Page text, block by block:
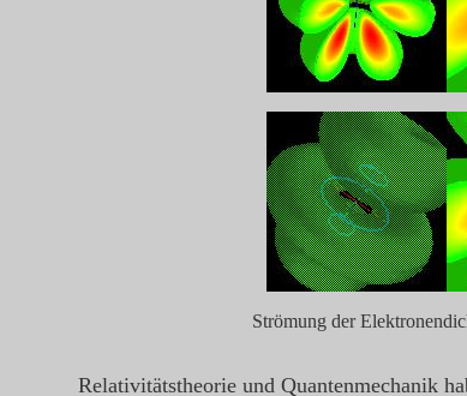
Strömung der
Relativitätstheorie und Quantenmechanik